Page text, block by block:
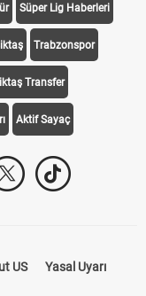
Süper Lig Haberleri
Trabzonspor
Transfer
Aktif Sayaç